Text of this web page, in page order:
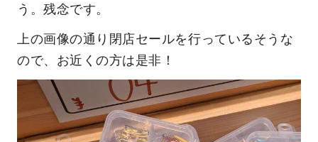
う。残念です。
上の画像の通り閉店セールを行っているそうな
ので、お近くの方は是非！